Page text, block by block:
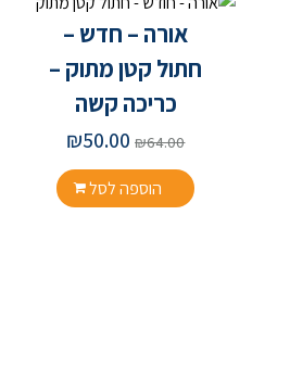
אורה – חדש –
חתול קטן מתוק –
כריכה קשה
₪64.00
₪50.00
הוספה לסל